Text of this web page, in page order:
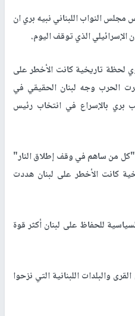
مجلس النواب اللبناني نبيه بري ان
الإسرائيلي الذي توقف اليوم.
لحظة تاريخية كانت الأخطر على
الحرب وجه لبنان الحقيقي في
بري بالإسراع في انتخاب رئيس
من ساهم في وقف إطلاق النار"
كانت الأخطر على لبنان هددت
للحفاظ على لبنان أكثر قوة
والبلدات اللبنانية التي نزحوا